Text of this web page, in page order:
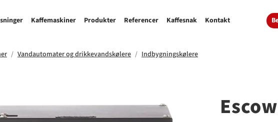
Kaffemaskiner Produkter Referencer Kaffesnak Kontakt
Vandautomater og drikkevandskølere Indbygningskølere